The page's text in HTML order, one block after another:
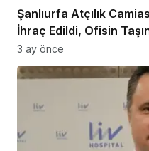
Şanlıurfa Atçılık
İhraç Edildi, Ofisin
3 ay önce